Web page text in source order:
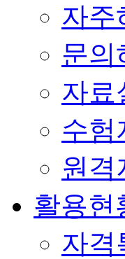
자주
문의
자료
수험
원격
활용현
자격